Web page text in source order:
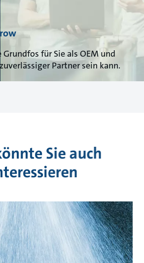
Grundfos für Sie als OEM und
Partner sein kann.
Sie auch